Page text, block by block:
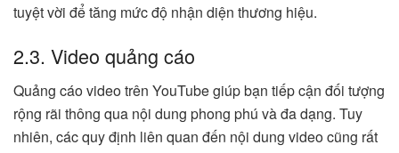
tuyệt vời để tăng mức độ nhận diện thương hiệu.
2.3. Video quảng cáo
Quảng cáo video trên YouTube giúp bạn tiếp cận đối tượng
rộng rãi thông qua nội dung phong phú và đa dạng. Tuy
nhiên, các quy định liên quan đến nội dung video cũng rất